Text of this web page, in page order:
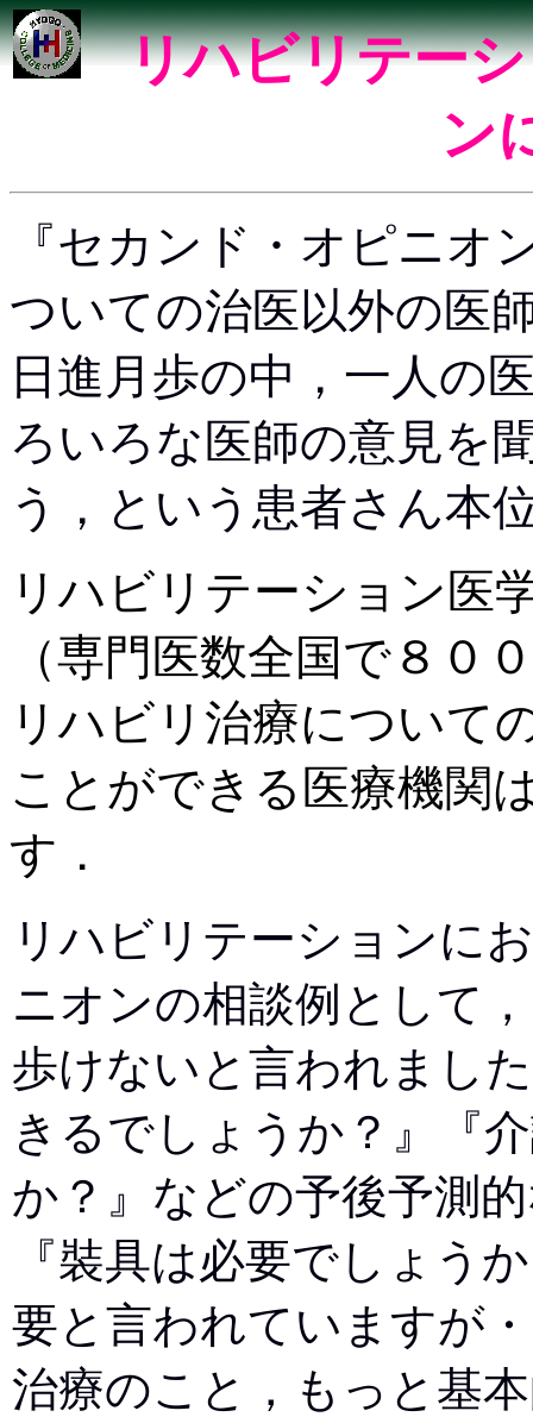
リハビリテー
ン
『セカンド・オピニオ
ついての治医以外の医
日進月歩の中，一人の
ろいろな医師の意見を
う，という患者さん本
リハビリテーション医
（専門医数全国で８０
リハビリ治療について
ことができる医療機関
す．
リハビリテーションに
ニオンの相談例として
歩けないと言われまし
きるでしょうか？』『
か？』などの予後予測
『裝具は必要でしょう
要と言われていますが
治療のこと，もっと基